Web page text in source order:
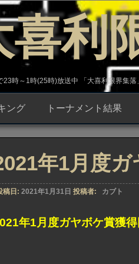
喜利
23時～1時(25時)放送中 「大喜利限界集
ング トーナメント結果
年1月度
稿日: 2021年1月31日 投稿者: カブト
年1月度ガヤボケ賞獲得